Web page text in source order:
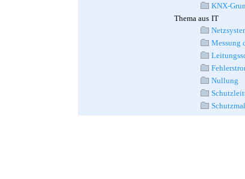
KNX-
Thema aus IT
Messung
Nullung